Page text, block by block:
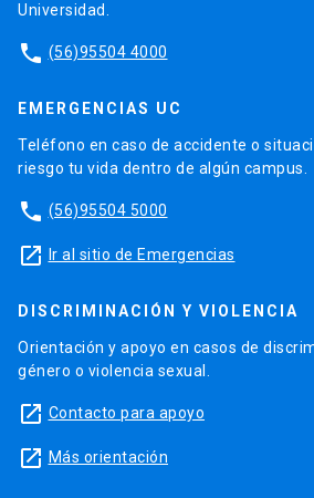
Universidad.
phone (56)95504 4000
EMERGENCIAS UC
Teléfono en caso de accidente o
riesgo tu vida dentro de algún campus.
phone (56)95504 5000
launch Ir al sitio de Emergencias
DISCRIMINACIÓN Y VIOLENCIA
Orientación y apoyo en casos de
género o violencia sexual.
launch Contacto para apoyo
launch Más orientación